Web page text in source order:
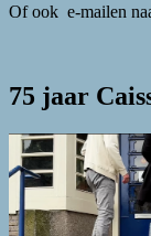
Of ook e-mailen
75 jaar